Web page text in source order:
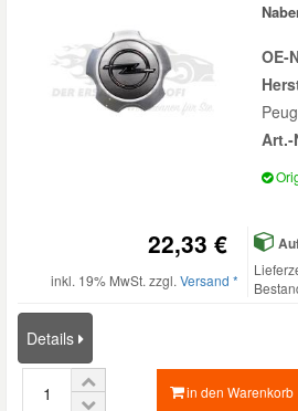
OE-
Art.-
22,33 €
inkl. 19% MwSt. zzgl. Versand *
Details
in den Warenkorb